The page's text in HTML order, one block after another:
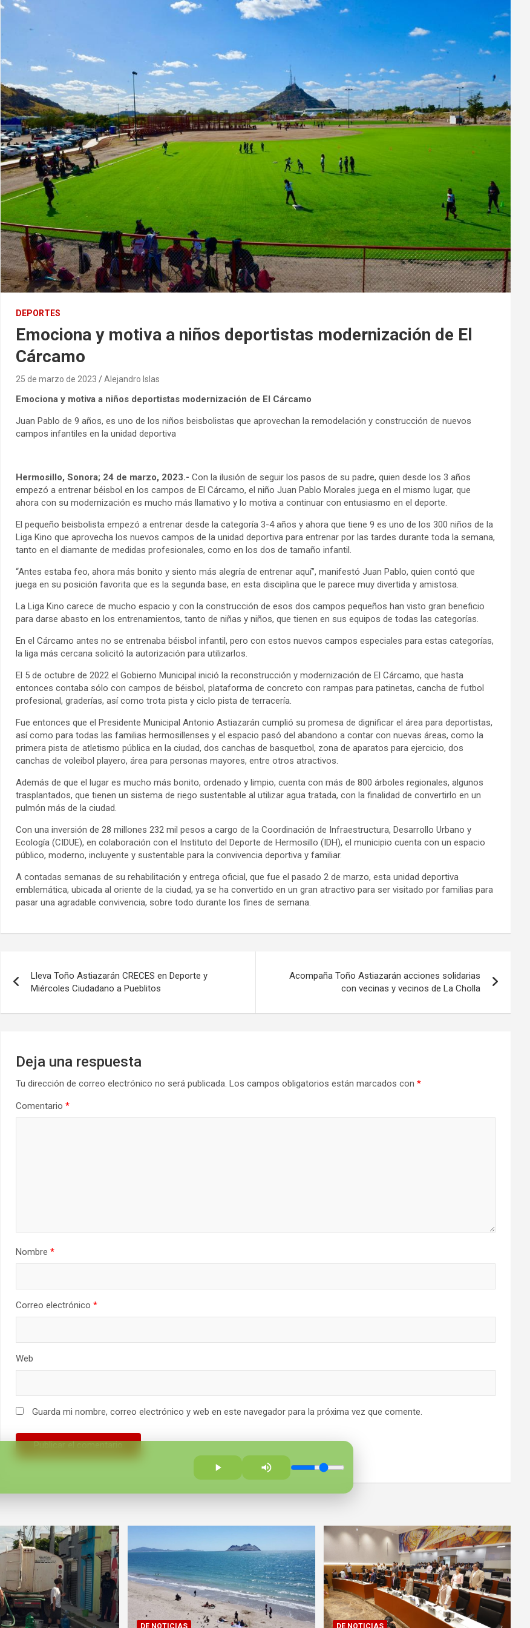
DEPORTES
Emociona y motiva a niños deportistas modernización de El
Cárcamo
25 de marzo de 2023 Alejandro Islas
Emociona y motiva a niños deportistas modernización de El Cárcamo
Juan Pablo de 9 años, es uno de los niños beisbolistas que aprovechan la remodelación y construcción de nuevos
campos infantiles en la unidad deportiva
Hermosillo, Sonora; 24 de marzo, 2023.- Con la ilusión de seguir los pasos de su padre, quien desde los 3 años
empezó a entrenar béisbol en los campos de El Cárcamo, el niño Juan Pablo Morales juega en el mismo lugar, que
ahora con su modernización es mucho más llamativo y lo motiva a continuar con entusiasmo en el deporte.
El pequeño beisbolista empezó a entrenar desde la categoría 3-4 años y ahora que tiene 9 es uno de los 300 niños de la
Liga Kino que aprovecha los nuevos campos de la unidad deportiva para entrenar por las tardes durante toda la semana,
tanto en el diamante de medidas profesionales, como en los dos de tamaño infantil.
“Antes estaba feo, ahora más bonito y siento más alegría de entrenar aquí”, manifestó Juan Pablo, quien contó que
juega en su posición favorita que es la segunda base, en esta disciplina que le parece muy divertida y amistosa.
La Liga Kino carece de mucho espacio y con la construcción de esos dos campos pequeños han visto gran beneficio
para darse abasto en los entrenamientos, tanto de niñas y niños, que tienen en sus equipos de todas las categorías.
En el Cárcamo antes no se entrenaba béisbol infantil, pero con estos nuevos campos especiales para estas categorías,
la liga más cercana solicitó la autorización para utilizarlos.
El 5 de octubre de 2022 el Gobierno Municipal inició la reconstrucción y modernización de El Cárcamo, que hasta
entonces contaba sólo con campos de béisbol, plataforma de concreto con rampas para patinetas, cancha de futbol
profesional, graderías, así como trota pista y ciclo pista de terracería.
Fue entonces que el Presidente Municipal Antonio Astiazarán cumplió su promesa de dignificar el área para deportistas,
así como para todas las familias hermosillenses y el espacio pasó del abandono a contar con nuevas áreas, como la
primera pista de atletismo pública en la ciudad, dos canchas de basquetbol, zona de aparatos para ejercicio, dos
canchas de voleibol playero, área para personas mayores, entre otros atractivos.
Además de que el lugar es mucho más bonito, ordenado y limpio, cuenta con más de 800 árboles regionales, algunos
trasplantados, que tienen un sistema de riego sustentable al utilizar agua tratada, con la finalidad de convertirlo en un
pulmón más de la ciudad.
Con una inversión de 28 millones 232 mil pesos a cargo de la Coordinación de Infraestructura, Desarrollo Urbano y
Ecología (CIDUE), en colaboración con el Instituto del Deporte de Hermosillo (IDH), el municipio cuenta con un espacio
público, moderno, incluyente y sustentable para la convivencia deportiva y familiar.
A contadas semanas de su rehabilitación y entrega oficial, que fue el pasado 2 de marzo, esta unidad deportiva
emblemática, ubicada al oriente de la ciudad, ya se ha convertido en un gran atractivo para ser visitado por familias para
pasar una agradable convivencia, sobre todo durante los fines de semana.
de
entradas
Lleva Toño Astiazarán CRECES en Deporte y
Miércoles Ciudadano a Pueblitos
Acompaña Toño Astiazarán acciones solidarias
con vecinas y vecinos de La Cholla
Deja una respuesta
Tu dirección de correo electrónico no será publicada. Los campos obligatorios están marcados con *
Comentario *
Nombre *
Correo electrónico *
Web
Guarda mi nombre, correo electrónico y web en este navegador para la próxima vez que comente.
DE NOTICIAS DE NOTICIAS